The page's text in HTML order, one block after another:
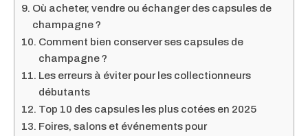
Où acheter, vendre ou échanger des capsules de
champagne ?
Comment bien conserver ses capsules de
champagne ?
Les erreurs à éviter pour les collectionneurs
débutants
Top 10 des capsules les plus cotées en 2025
Foires, salons et événements pour